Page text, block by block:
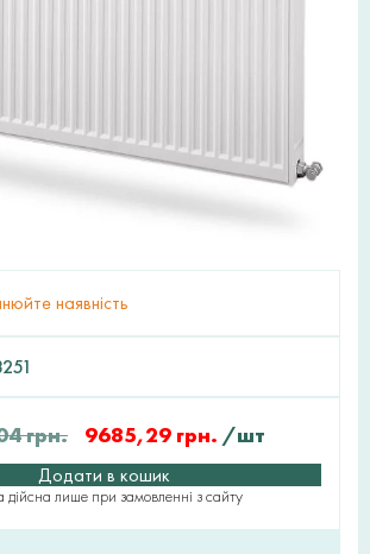
наявність
грн. 9685,29 грн. /шт
Додати в кошик
дійсна лише при замовленні з сайту